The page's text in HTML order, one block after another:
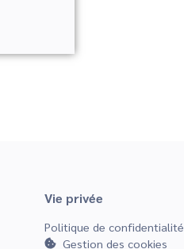
Vie privée
Politique de confidentialité
Gestion des cookies